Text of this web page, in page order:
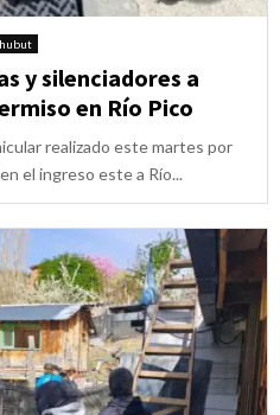
y silenciadores a
en Río Pico
realizado este martes por
el ingreso este a Río...